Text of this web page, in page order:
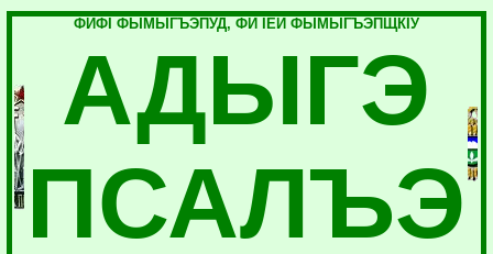
ФИФI ФЫМЫГЪЭПУД, ФИ IЕЙ ФЫМЫГЪЭПЩКIУ
АДЫГЭ
ПСАЛЪЭ